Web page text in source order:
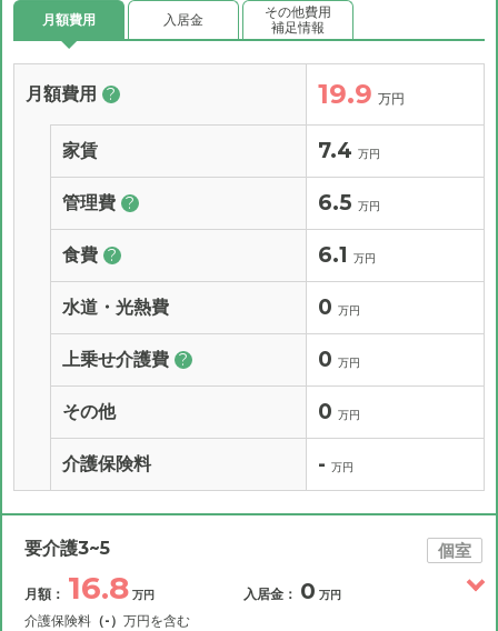
月額費用 入居金
その他費用
補足情報
月額費用 ? 19.9 万円
家賃 7.4 万円
管理費 ? 6.5 万円
食費 ? 6.1 万円
水道・光熱費 0 万円
上乗せ介護費 ? 0 万円
その他 0 万円
介護保険料 - 万円
要介護3~5 個室
月額： 16.8 万円
介護保険料 （-） 万円を含む
入居金： 0 万円